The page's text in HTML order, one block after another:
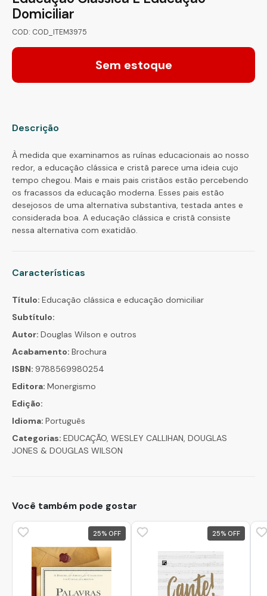
Domiciliar
COD: COD_ITEM3975
Sem estoque
Descrição
À medida que examinamos as ruínas educacionais ao nosso
redor, a educação clássica e cristã parece uma ideia cujo
tempo chegou. Mais e mais pais cristãos estão percebendo
os fracassos da educação moderna. Esses pais estão
desejosos de uma alternativa substantiva, testada antes e
considerada boa. A educação clássica e cristã consiste
nessa alternativa com exatidão.
Características
Título: Educação clássica e educação domiciliar
Subtítulo:
Autor: Douglas Wilson e outros
Acabamento: Brochura
ISBN: 9788569980254
Editora: Monergismo
Edição:
Idioma: Português
Categorias: EDUCAÇÃO, WESLEY CALLIHAN, DOUGLAS
JONES & DOUGLAS WILSON
Você também pode gostar
25% 25%